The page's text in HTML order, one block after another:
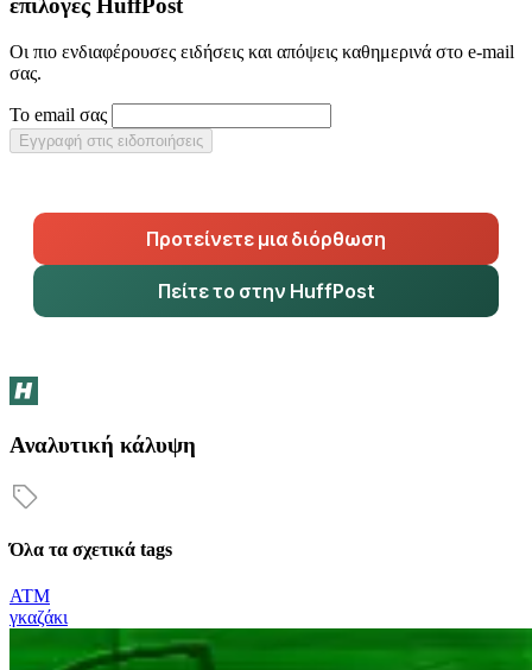
επιλογές HuffPost
Οι πιο ενδιαφέρουσες ειδήσεις και απόψεις καθημερινά στο e-mail
σας.
Το email σας
Εγγραφή στις ειδοποιήσεις
Προτείνετε μια διόρθωση
Πείτε το στην HuffPost
Αναλυτική κάλυψη
Όλα τα σχετικά tags
ΑΤΜ
γκαζάκι